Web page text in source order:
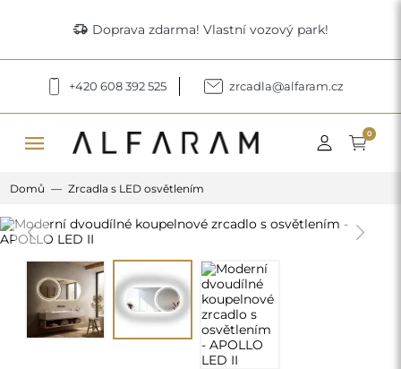
delivery_truck_speed Doprava zdarma! Vlastní vozový park!
+420 608 392 525 zrcadla@alfaram.cz
menu 0
Domů Zrcadla s LED osvětlením
Previous Next